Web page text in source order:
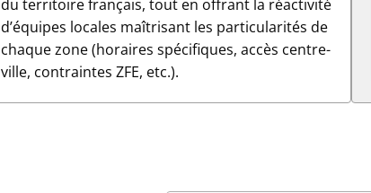
du territoire français, tout en offrant la réactivité
d’équipes locales maîtrisant les particularités de
chaque zone (horaires spécifiques, accès centre-
ville, contraintes ZFE, etc.).